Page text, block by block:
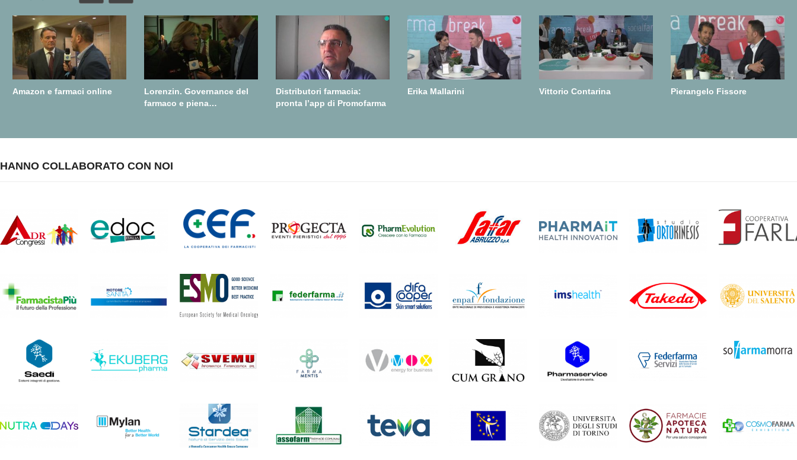
Amazon e farmaci online
Lorenzin. Governance del
farmaco e piena
Distributori farmacia:
pronta l’app di Promofarma
Erika Mallarini Vittorio Contarina Pierangelo Fissore
HANNO COLLABORATO CON NOI